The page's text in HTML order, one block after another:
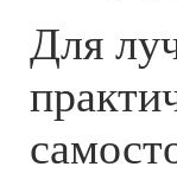
Для